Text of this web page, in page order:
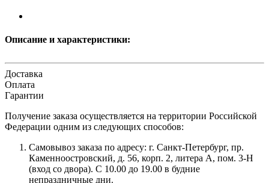
Описание и характеристики:
Доставка
Оплата
Гарантии
Получение заказа осуществляется на территории Российской
Федерации одним из следующих способов:
Самовывоз заказа по адресу: г. Санкт-Петербург, пр.
Каменноостровский, д. 56, корп. 2, литера А, пом. 3-Н
(вход со двора). С 10.00 до 19.00 в будние
непраздничные дни.